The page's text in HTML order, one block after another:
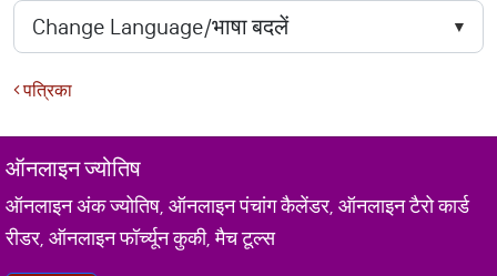
पत्रिका
ऑनलाइन ज्योतिष
ऑनलाइन अंक ज्योतिष, ऑनलाइन पंचांग कैलेंडर, ऑनलाइन टैरो कार्ड
रीडर, ऑनलाइन फॉर्च्यून कुकी, मैच टूल्स